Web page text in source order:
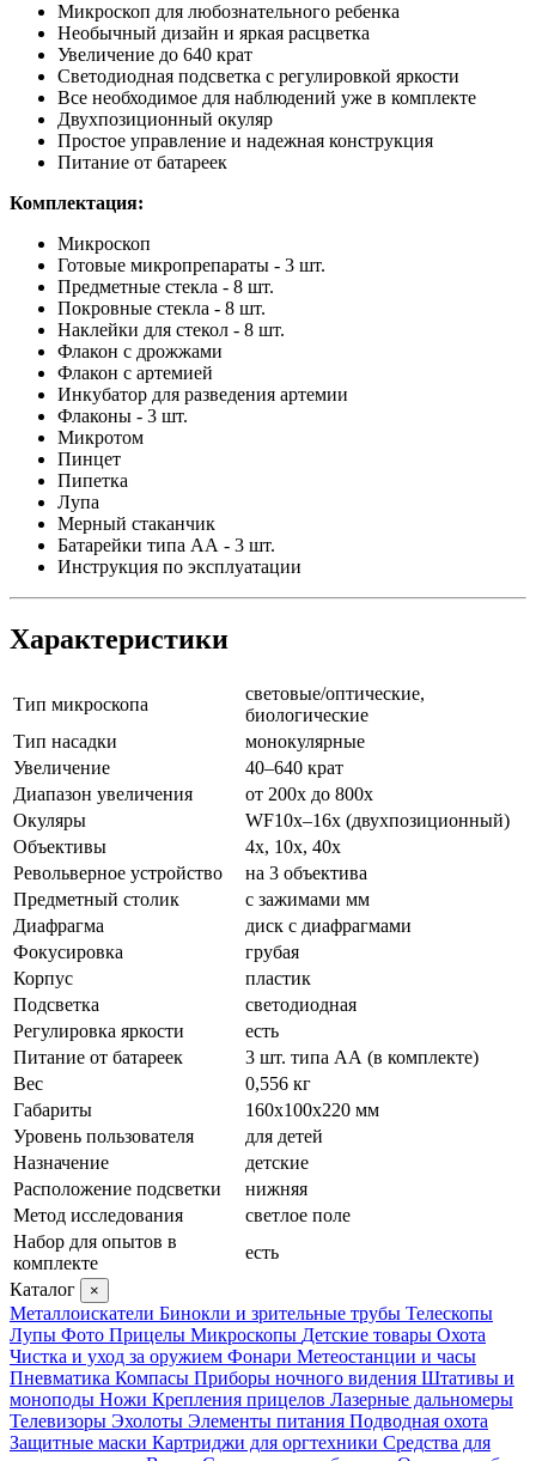
Микроскоп для любознательного ребенка
Необычный дизайн и яркая расцветка
Увеличение до 640 крат
Светодиодная подсветка с регулировкой яркости
Все необходимое для наблюдений уже в комплекте
Двухпозиционный окуляр
Простое управление и надежная конструкция
Питание от батареек
Комплектация:
Микроскоп
Готовые микропрепараты - 3 шт.
Предметные стекла - 8 шт.
Покровные стекла - 8 шт.
Наклейки для стекол - 8 шт.
Флакон с дрожжами
Флакон с артемией
Инкубатор для разведения артемии
Флаконы - 3 шт.
Микротом
Пинцет
Пипетка
Лупа
Мерный стаканчик
Батарейки типа АА - 3 шт.
Инструкция по эксплуатации
Характеристики
Тип микроскопа
световые/оптические,
биологические
Тип насадки
монокулярные
Увеличение
40–640 крат
Диапазон увеличения
от 200х до 800х
Окуляры
WF10x–16x (двухпозиционный)
Объективы
4x, 10x, 40x
Револьверное устройство
на 3 объектива
Предметный столик
с зажимами мм
Диафрагма
диск с диафрагмами
Фокусировка
грубая
Корпус
пластик
Подсветка
светодиодная
Регулировка яркости
есть
Питание от батареек
3 шт. типа АА (в комплекте)
Вес
0,556 кг
Габариты
160х100х220 мм
Уровень пользователя
для детей
Назначение
детские
Расположение подсветки
нижняя
Метод исследования
светлое поле
Набор для опытов в
комплекте
есть
Каталог
×
Металлоискатели Бинокли и зрительные трубы Телескопы
Лупы Фото Прицелы Микроскопы Детские товары Охота
Чистка и уход за оружием Фонари Метеостанции и часы
Пневматика Компасы Приборы ночного видения Штативы и
моноподы Ножи Крепления прицелов Лазерные дальномеры
Телевизоры Эхолоты Элементы питания Подводная охота
Защитные маски Картриджи для оргтехники Средства для